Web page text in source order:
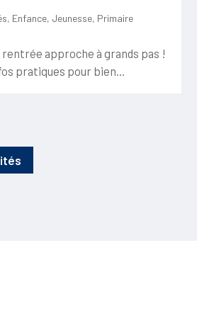
, Enfance, Jeunesse, Primaire
approche à grands pas !
pratiques pour bien...